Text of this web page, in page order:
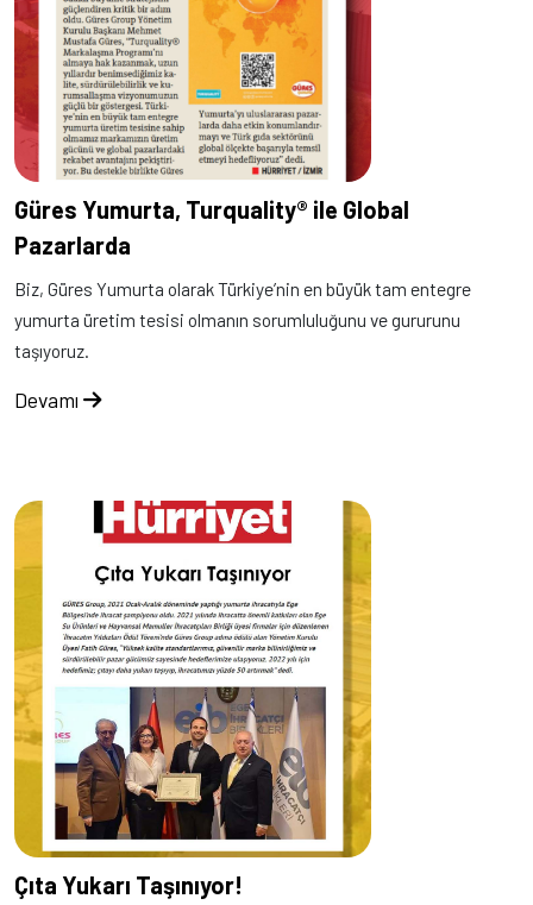
Güres Yumurta, Turquality® ile Global
Pazarlarda
Biz, Güres Yumurta olarak Türkiye’nin en büyük tam entegre
yumurta üretim tesisi olmanın sorumluluğunu ve gururunu
taşıyoruz.
Devamı
Çıta Yukarı Taşınıyor!